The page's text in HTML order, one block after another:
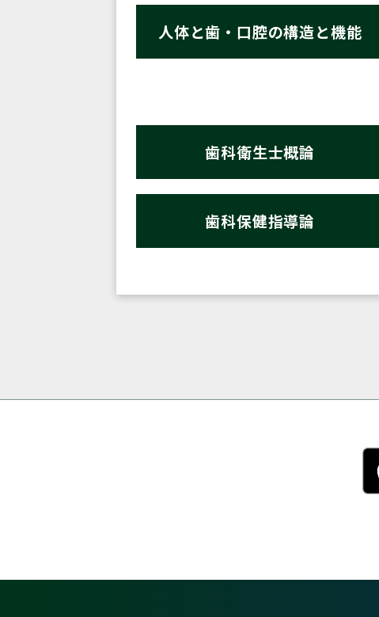
人体と歯・口腔の構造と機能
歯科衛生士概論
歯科保健指導論